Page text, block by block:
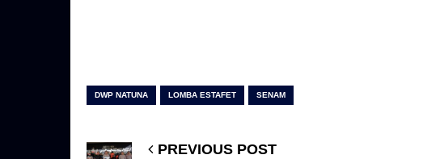
DWP NATUNA LOMBA ESTAFET SENAM
PREVIOUS POST